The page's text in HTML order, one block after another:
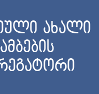
ახალი
ამბების